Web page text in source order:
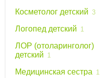
Косметолог детский 3
Логопед детский 1
ЛОР (отоларинголог)
детский 1
Медицинская сестра 1